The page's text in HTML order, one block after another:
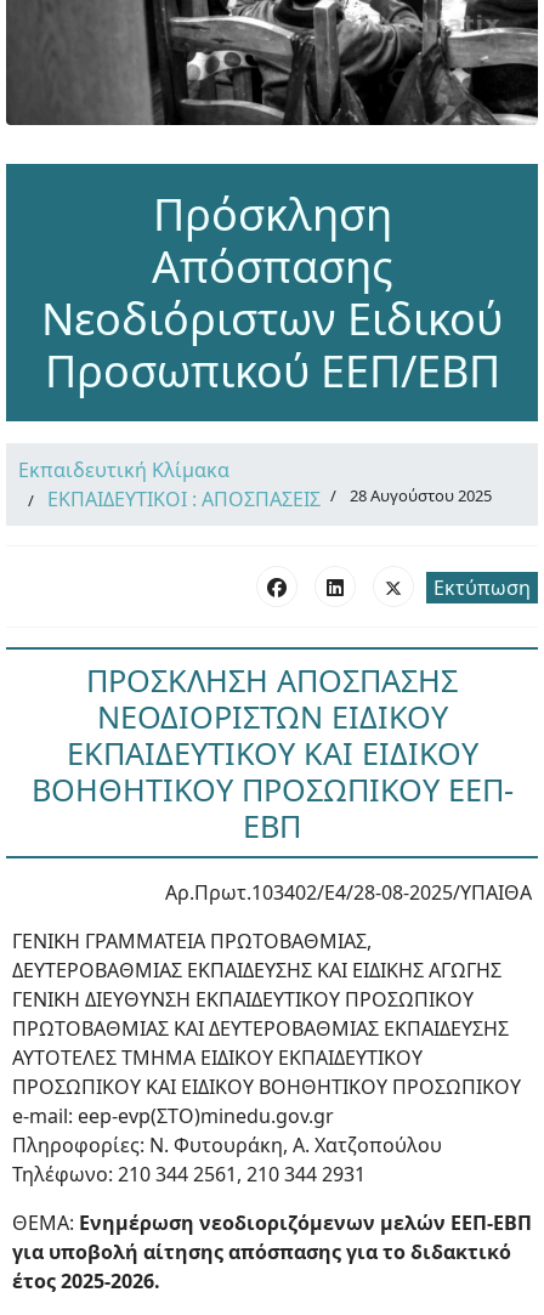
Πρόσκληση
Απόσπασης
Νεοδιόριστων Ειδικού
Προσωπικού ΕΕΠ/ΕΒΠ
Εκπαιδευτική Κλίμακα
ΕΚΠΑΙΔΕΥΤΙΚΟΙ : ΑΠΟΣΠΑΣΕΙΣ
28 Αυγούστου 2025
Εκτύπωση
ΠΡΟΣΚΛΗΣΗ ΑΠΟΣΠΑΣΗΣ
ΝΕΟΔΙΟΡΙΣΤΩΝ ΕΙΔΙΚΟΥ
ΕΚΠΑΙΔΕΥΤΙΚΟΥ ΚΑΙ ΕΙΔΙΚΟΥ
ΒΟΗΘΗΤΙΚΟΥ ΠΡΟΣΩΠΙΚΟΥ ΕΕΠ-
ΕΒΠ
Αρ.Πρωτ.103402/Ε4/28-08-2025/ΥΠΑΙΘΑ
ΓΕΝΙΚΗ ΓΡΑΜΜΑΤΕΙΑ ΠΡΩΤΟΒΑΘΜΙΑΣ,
ΔΕΥΤΕΡΟΒΑΘΜΙΑΣ ΕΚΠΑΙΔΕΥΣΗΣ ΚΑΙ ΕΙΔΙΚΗΣ ΑΓΩΓΗΣ
ΓΕΝΙΚΗ ΔΙΕΥΘΥΝΣΗ ΕΚΠΑΙΔΕΥΤΙΚΟΥ ΠΡΟΣΩΠΙΚΟΥ
ΠΡΩΤΟΒΑΘΜΙΑΣ ΚΑΙ ΔΕΥΤΕΡΟΒΑΘΜΙΑΣ ΕΚΠΑΙΔΕΥΣΗΣ
ΑΥΤΟΤΕΛΕΣ ΤΜΗΜΑ ΕΙΔΙΚΟΥ ΕΚΠΑΙΔΕΥΤΙΚΟΥ
ΠΡΟΣΩΠΙΚΟΥ ΚΑΙ ΕΙΔΙΚΟΥ ΒΟΗΘΗΤΙΚΟΥ ΠΡΟΣΩΠΙΚΟΥ
e-mail: eep-evp(ΣΤΟ)minedu.gov.gr
Πληροφορίες: Ν. Φυτουράκη, Α. Χατζοπούλου
Τηλέφωνο: 210 344 2561, 210 344 2931
ΘΕΜΑ: Ενημέρωση νεοδιοριζόμενων μελών ΕΕΠ-ΕΒΠ
για υποβολή αίτησης απόσπασης για το διδακτικό
έτος 2025-2026.